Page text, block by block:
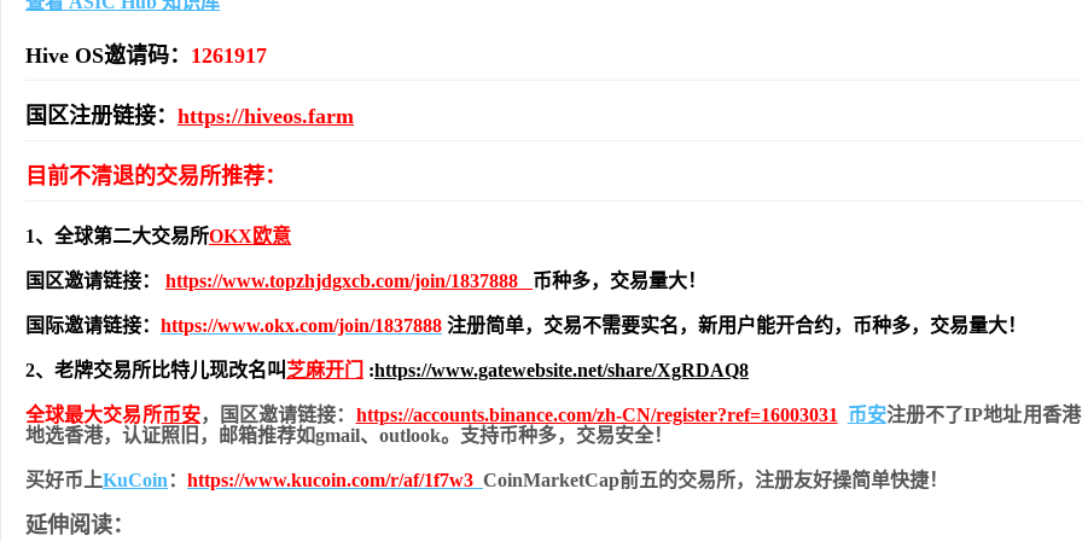
Hive OS邀请码： 1261917
国区注册链接： https://hiveos.farm
目前不清退的交易所推荐：
1、全球第二大交易所OKX欧意
国区邀请链接： https://www.topzhjdgxcb.com/join/1837888 币种多，交易量大！
国际邀请链接： https://www.okx.com/join/1837888 注册简单，交易不需要实名，新用户能开合约， 币种多，交易量大！
2、老牌交易所比特儿现改名叫 芝麻开门 :https://www.gatewebsite.net/share/XgRDAQ8
全球最大交易所币安，国区邀请链接： https://accounts.binance.com/zh-CN/register?ref=16003031 币安注册不了IP地址用香
地选香港，认证照旧， 邮箱推荐如gmail、outlook。支持币种多，交易安全！
买好币上KuCoin ： https://www.kucoin.com/r/af/1f7w3 CoinMarketCap前五的交易所，注册友好操简单快捷！
延伸阅读：